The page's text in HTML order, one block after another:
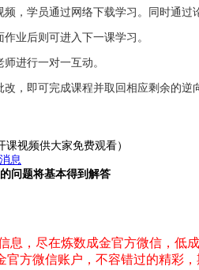
，学员通过网络下载学习。同时通过
业后则可进入下一课学习。
进行一对一互动。
，即可完成课程并取回相应剩余的逆
视频供大家免费观看）
的问题将基本得到解答
，尽在炼数成金官方微信，低
方微信账户，不容错过的精彩，